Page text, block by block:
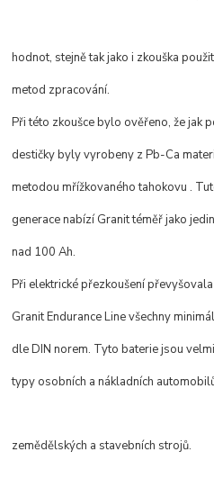
hodnot, stejně tak jako i zkouška
metod zpracování.
Při této zkoušce bylo ověřeno, že jak
destičky byly vyrobeny z Pb-Ca
metodou mřížkovaného tahokovu .
generace nabízí Granit téměř jako
nad 100 Ah.
Při elektrické přezkoušení
Granit Endurance Line všechny
dle DIN norem. Tyto baterie jsou
typy osobních a nákladních
zemědělských a stavebních strojů.